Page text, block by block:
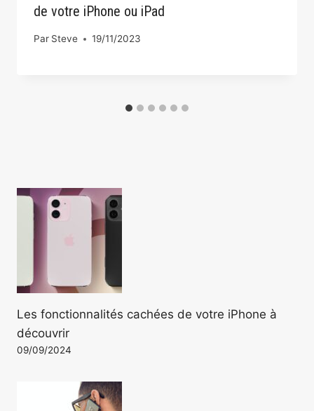
de votre iPhone ou iPad
Par Steve 19/11/2023
Les fonctionnalités cachées de votre iPhone à
découvrir
09/09/2024